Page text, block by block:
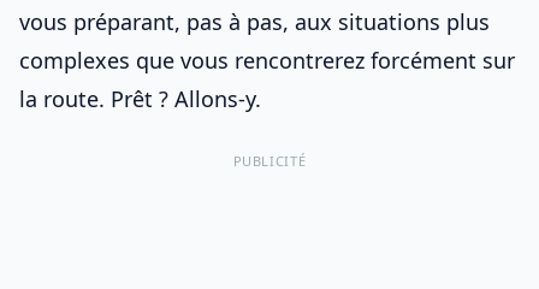
vous préparant, pas à pas, aux situations plus
complexes que vous rencontrerez forcément sur
la route. Prêt ? Allons-y.
PUBLICITÉ